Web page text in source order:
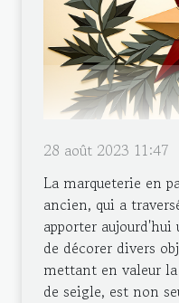
28 août 2023 11:47
La marqueterie en
ancien, qui a
apporter
de décorer divers
mettant en valeur
de seigle, est non